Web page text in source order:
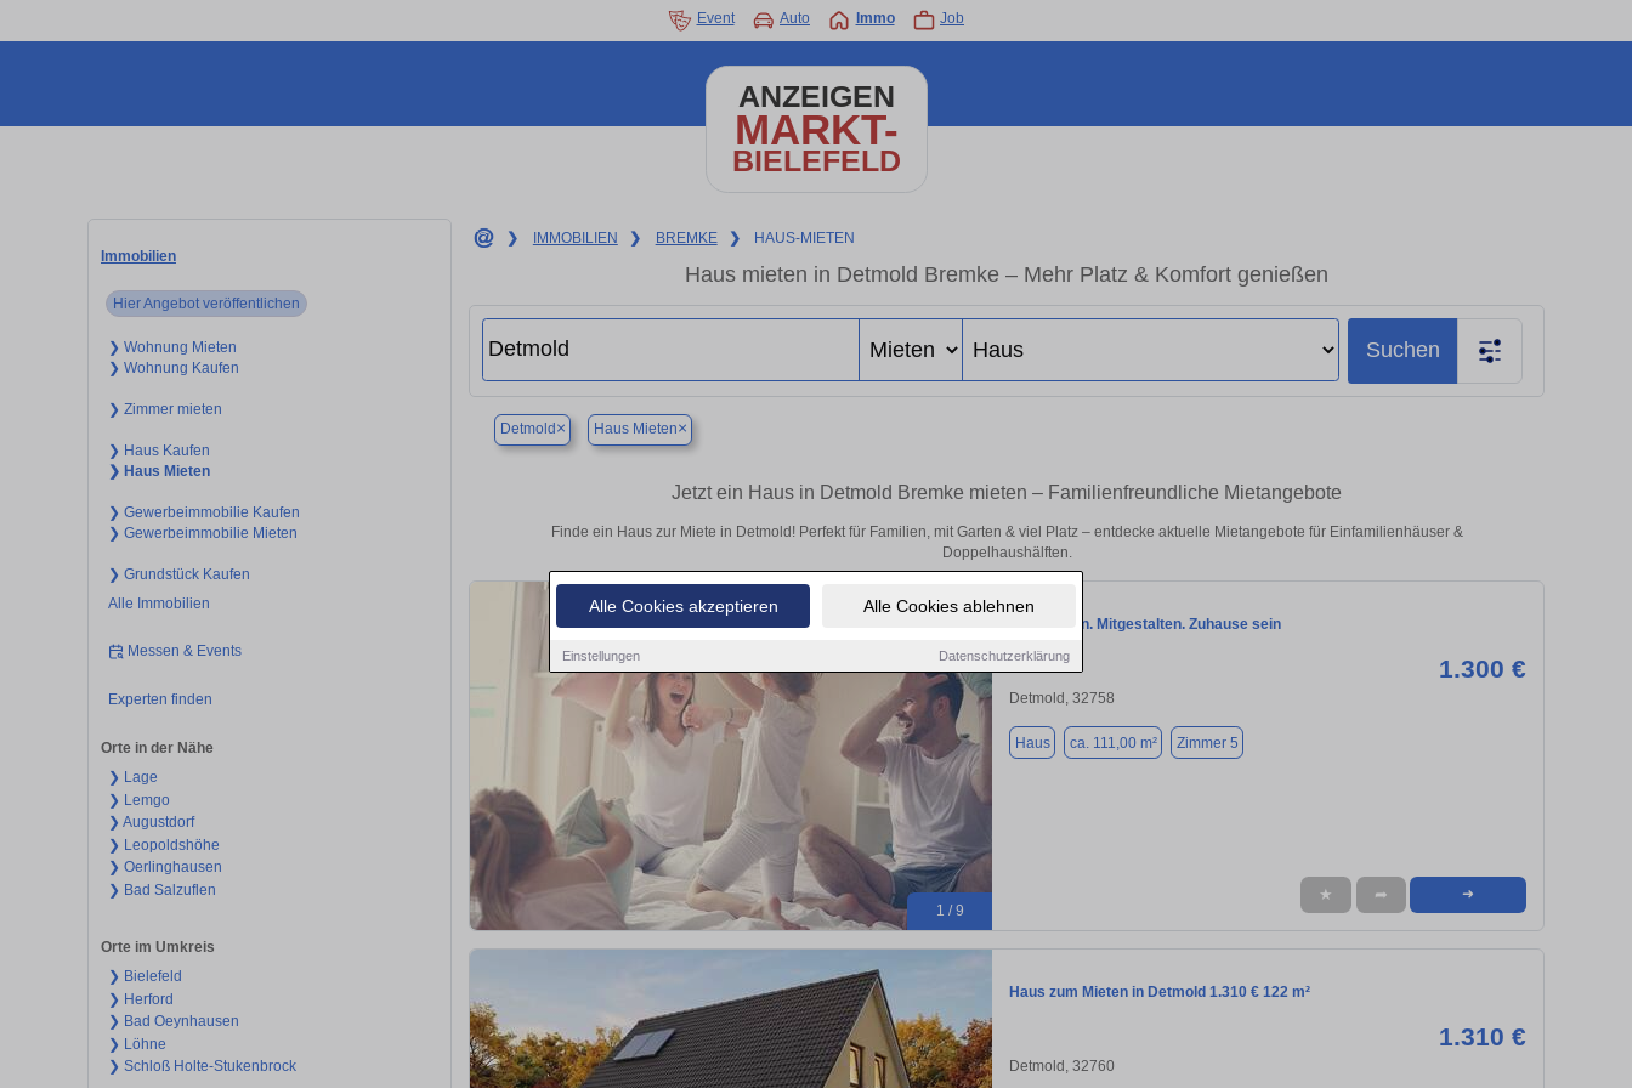
Alle Cookies akzeptieren Alle Cookies ablehnen
Einstellungen Datenschutzerklärung
Event Auto Immo Job
ANZEIGEN
MARKT-
BIELEFELD
Immobilien
Hier Angebot veröffentlichen
❯ Wohnung Mieten
❯ Wohnung Kaufen
❯ Zimmer mieten
❯ Haus Kaufen
❯ Haus Mieten
❯ Gewerbeimmobilie Kaufen
❯ Gewerbeimmobilie Mieten
❯ Grundstück Kaufen
Alle Immobilien
Messen & Events
Experten finden
Orte in der Nähe
❯ Lage
❯ Lemgo
❯ Augustdorf
❯ Leopoldshöhe
❯ Oerlinghausen
❯ Bad Salzuflen
Orte im Umkreis
❯ Bielefeld
❯ Herford
❯ Bad Oeynhausen
❯ Löhne
❯ Schloß Holte-Stukenbrock
❯ IMMOBILIEN ❯ BREMKE ❯ HAUS-MIETEN
Haus mieten in Detmold Bremke – Mehr Platz & Komfort genießen
Suchen
Detmold × Haus Mieten×
Jetzt ein Haus in Detmold Bremke mieten – Familienfreundliche Mietangebote
Finde ein Haus zur Miete in Detmold! Perfekt für Familien, mit Garten & viel Platz – entdecke aktuelle Mietangebote für Einfamilienhäuser &
Doppelhaushälften.
1 / 9
Ankommen. Mitgestalten. Zuhause sein
1.300 €
Detmold, 32758
Haus ca. 111,00 m² Zimmer 5
★ ➦ ➜
Haus zum Mieten in Detmold 1.310 € 122 m²
1.310 €
Detmold, 32760